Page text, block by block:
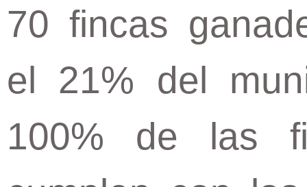
70 fincas
el 21% del
100% de las